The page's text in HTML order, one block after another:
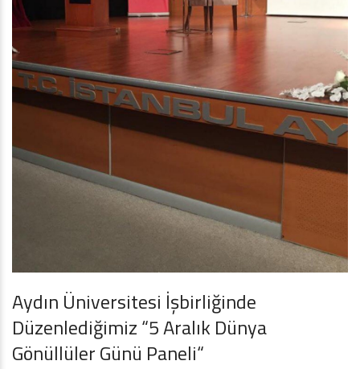
Aydın Üniversitesi İşbirliğinde
Düzenlediğimiz “5 Aralık Dünya
Gönüllüler Günü Paneli“